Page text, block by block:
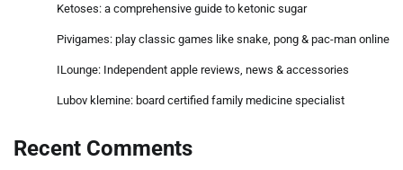
Ketoses: a comprehensive guide to ketonic sugar
Pivigames: play classic games like snake, pong & pac-man online
ILounge: Independent apple reviews, news & accessories
Lubov klemine: board certified family medicine specialist
Recent Comments